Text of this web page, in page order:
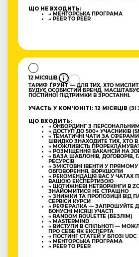
ЩО НЕ ВХОДИТЬ:
→ МЕНТОРСЬКА ПРОГРАМА
→ PEER TO PEER
12 МІСЯЦІВ
ТАРИФ ҐРУНТ — ДЛЯ ТИХ, ХТО
БУДУЄ ОСОБИСТИЙ БРЕНД,
ПОСТІЙНОЇ ПІДТРИМКИ В ЗРОСТАННІ.
УЧАСТЬ У КОМʼЮНІТІ: 12 МІСЯЦІВ (ЗІ
ЩО ВХОДИТЬ:
→ ОНБОРДИНГ З
→ ДОСТУП ДО 500+ УЧАСНИКІВ
→ ТЕМАТИЧНІ ЧАТИ ЗА
ШВИДКО ЗНАХОДИТЕ ТИХ, ХТО
→ МОЖЛИВІСТЬ
→ РОЗМІЩЕННЯ ВАКАНСІЙ НА
→ БАЗА ШАБЛОНІВ, ДОГОВОРІВ,
РЕСУРСІВ
→ ЗМІСТОВНІ ІВЕНТИ У ПРЯМОМУ
ОБГОВОРЕННЯ, ВОРКШОПИ
→ РЕКОМЕНДАЦІЯ ВАС У ЧАТАХ
ВАШОЮ ЕКСПЕРТИЗОЮ
→ ЩОТИЖНЕВІ НЕТВОРКІНГИ В
ЗНАЙОМИТИСЯ НЕ СТРАШНО
→ ЗНИЖКИ ТА ПРОПОЗИЦІЇ ВІД
СЕРВІСИ КУРСИ
→ РЕФЕРАЛКА — ЗАПРОШУЙТЕ
БОНУСНІ МІСЯЦІ УЧАСТІ
→ RANDOM ROULETTE (БЕЗЛІМ)
→ MASTERMIND
→ ВИСТУПИ В СПІЛЬНОТІ —
ПРО СЕБЕ ЯК ЕКСПЕРТА
→ ПОСТИНГ СТАТЕЙ У БЛОЗІ UDC
→ МЕНТОРСЬКА ПРОГРАМА
→ PEER TO PEER